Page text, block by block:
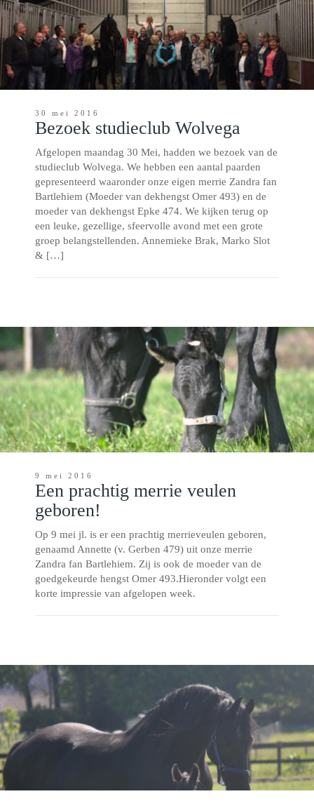
30 mei 2016
Bezoek studieclub Wolvega
Afgelopen maandag 30 Mei, hadden we bezoek van de
studieclub Wolvega. We hebben een aantal paarden
gepresenteerd waaronder onze eigen merrie Zandra fan
Bartlehiem (Moeder van dekhengst Omer 493) en de
moeder van dekhengst Epke 474. We kijken terug op
een leuke, gezellige, sfeervolle avond met een grote
groep belangstellenden. Annemieke Brak, Marko Slot
& […]
9 mei 2016
Een prachtig merrie veulen
geboren!
Op 9 mei jl. is er een prachtig merrieveulen geboren,
genaamd Annette (v. Gerben 479) uit onze merrie
Zandra fan Bartlehiem. Zij is ook de moeder van de
goedgekeurde hengst Omer 493.Hieronder volgt een
korte impressie van afgelopen week.